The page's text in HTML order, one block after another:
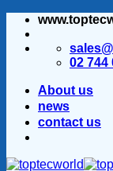
ข้าม
02 744
About us
news
contact us